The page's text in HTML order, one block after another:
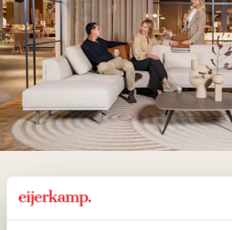
De woonwinkel
gezien op tv!